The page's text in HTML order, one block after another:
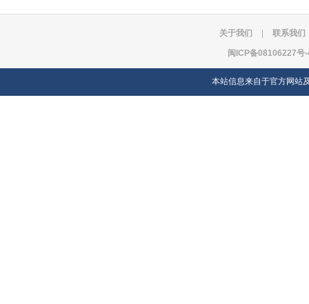
关于我们 联系我们
闽ICP备08106227号
本站信息来自于官方网站